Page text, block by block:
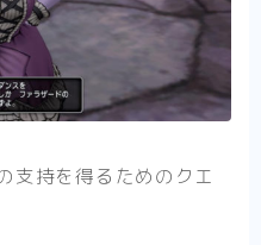
支持を得るためのクエ